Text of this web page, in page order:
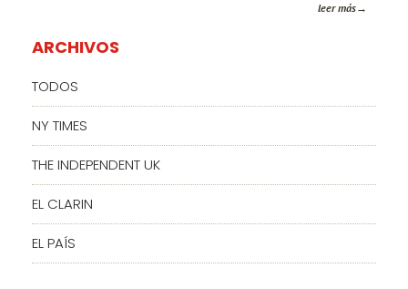
leer más
ARCHIVOS
TODOS
NY TIMES
THE INDEPENDENT UK
EL CLARIN
EL PAÍS